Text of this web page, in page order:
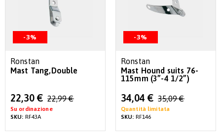
-3%
Ronstan
Mast Tang,Double
Special
Price
22,30 € 22,99 €
Su ordinazione
SKU: RF43A
-3%
Ronstan
Mast Hound suits 76-
115mm (3”-4 1/2”)
Special
Price
34,04 € 35,09 €
Quantità limitata
SKU: RF146